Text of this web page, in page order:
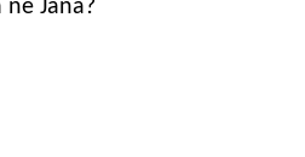
né Jana?